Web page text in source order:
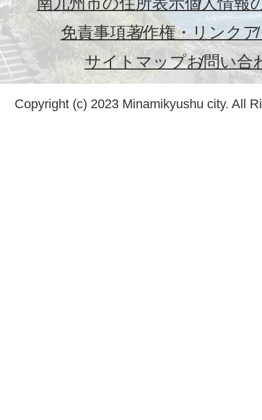
免責事項著作権・リンク
サイトマップお問い合
Copyright (c) 2023 Minamikyushu city. All